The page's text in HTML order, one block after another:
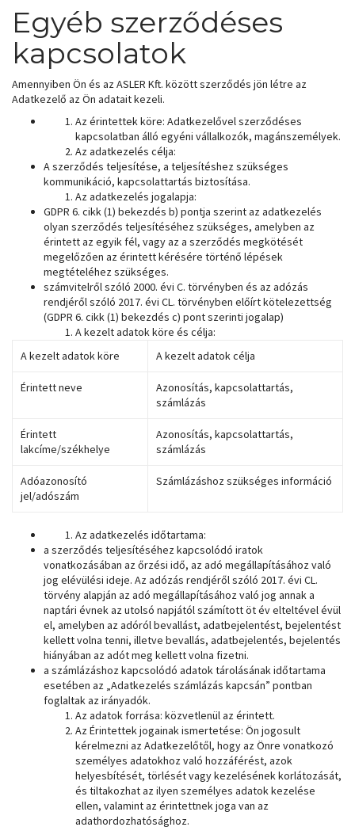
Egyéb szerződéses
kapcsolatok
Amennyiben Ön és az ASLER Kft. között szerződés jön létre az
Adatkezelő az Ön adatait kezeli.
Az érintettek köre: Adatkezelővel szerződéses
kapcsolatban álló egyéni vállalkozók, magánszemélyek.
Az adatkezelés célja:
A szerződés teljesítése, a teljesítéshez szükséges
kommunikáció, kapcsolattartás biztosítása.
Az adatkezelés jogalapja:
GDPR 6. cikk (1) bekezdés b) pontja szerint az adatkezelés
olyan szerződés teljesítéséhez szükséges, amelyben az
érintett az egyik fél, vagy az a szerződés megkötését
megelőzően az érintett kérésére történő lépések
megtételéhez szükséges.
számvitelről szóló 2000. évi C. törvényben és az adózás
rendjéről szóló 2017. évi CL. törvényben előírt kötelezettség
(GDPR 6. cikk (1) bekezdés c) pont szerinti jogalap)
A kezelt adatok köre és célja:
A kezelt adatok köre
A kezelt adatok célja
Érintett neve
Azonosítás, kapcsolattartás,
számlázás
Érintett
lakcíme/székhelye
Azonosítás, kapcsolattartás,
számlázás
Adóazonosító
jel/adószám
Számlázáshoz szükséges információ
Az adatkezelés időtartama:
a szerződés teljesítéséhez kapcsolódó iratok
vonatkozásában az őrzési idő, az adó megállapításához való
jog elévülési ideje. Az adózás rendjéről szóló 2017. évi CL.
törvény alapján az adó megállapításához való jog annak a
naptári évnek az utolsó napjától számított öt év elteltével évül
el, amelyben az adóról bevallást, adatbejelentést, bejelentést
kellett volna tenni, illetve bevallás, adatbejelentés, bejelentés
hiányában az adót meg kellett volna fizetni.
a számlázáshoz kapcsolódó adatok tárolásának időtartama
esetében az „Adatkezelés számlázás kapcsán” pontban
foglaltak az irányadók.
Az adatok forrása: közvetlenül az érintett.
Az Érintettek jogainak ismertetése: Ön jogosult
kérelmezni az Adatkezelőtől, hogy az Önre vonatkozó
személyes adatokhoz való hozzáférést, azok
helyesbítését, törlését vagy kezelésének korlátozását,
és tiltakozhat az ilyen személyes adatok kezelése
ellen, valamint az érintettnek joga van az
adathordozhatósághoz.